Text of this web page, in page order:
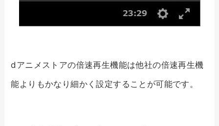
dアニメストアの倍速再生機能は他社の倍速再生機
能よりもかなり細かく設定することが可能です。